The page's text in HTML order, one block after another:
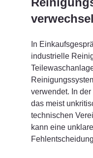
In
industrielle
verwendet. In
das meist
technischen
kann eine